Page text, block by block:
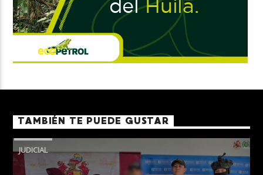
TAMBIÉN TE PUEDE GUSTAR
JUDICIAL